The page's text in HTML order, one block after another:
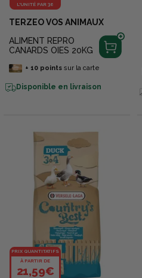
L'UNITÉ PAR 36
TERZEO VOS ANIMAUX
ALIMENT REPRO
CANARDS OIES 20KG
+ 10pointssur la carte
Disponible en livraison
PRIX QUANTITATIFS
À PARTIR DE
21,59€